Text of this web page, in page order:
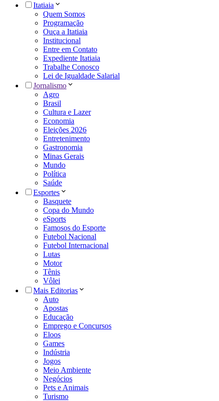
Itatiaia
Quem Somos
Programação
Ouça a Itatiaia
Institucional
Entre em Contato
Expediente Itatiaia
Trabalhe Conosco
Lei de Igualdade Salarial
Jornalismo
Agro
Brasil
Cultura e Lazer
Economia
Eleições 2026
Entretenimento
Gastronomia
Minas Gerais
Mundo
Política
Saúde
Esportes
Basquete
Copa do Mundo
eSports
Famosos do Esporte
Futebol Nacional
Futebol Internacional
Lutas
Motor
Tênis
Vôlei
Mais Editorias
Auto
Apostas
Educação
Emprego e Concursos
Eloos
Games
Indústria
Jogos
Meio Ambiente
Negócios
Pets e Animais
Turismo